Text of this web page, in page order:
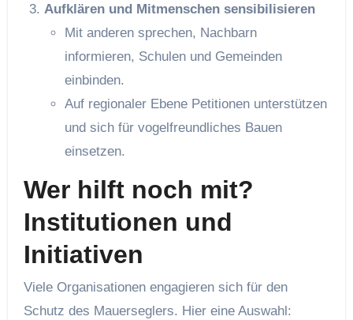
Aufklären und Mitmenschen sensibilisieren
Mit anderen sprechen, Nachbarn
informieren, Schulen und Gemeinden
einbinden.
Auf regionaler Ebene Petitionen unterstützen
und sich für vogelfreundliches Bauen
einsetzen.
Wer hilft noch mit?
Institutionen und
Initiativen
Viele Organisationen engagieren sich für den
Schutz des Mauerseglers. Hier eine Auswahl: